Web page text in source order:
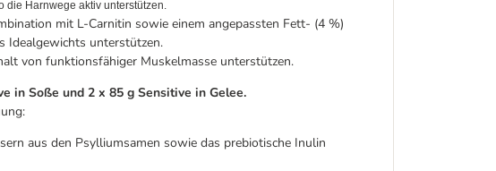
die Harnwege aktiv unterstützen.
mit L-Carnitin sowie einem angepassten Fett- (4 %)
Idealgewichts unterstützen.
von funktionsfähiger Muskelmasse unterstützen.
in Soße und 2 x 85 g Sensitive in Gelee.
aus den Psylliumsamen sowie das prebiotische Inulin